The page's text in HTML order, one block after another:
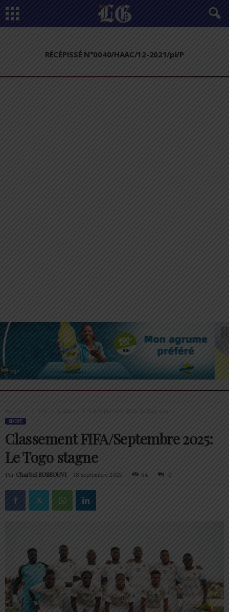
RÉCÉPISSÉ N°0040/HAAC/12-2021/pl/P
Accueil Classement FIFA/Septembre 2025: Le Togo stagne
SPORT
Classement FIFA/Septembre 2025:
Le Togo stagne
Par Charbel SOSSOUVI - 18 septembre 2025 64 0